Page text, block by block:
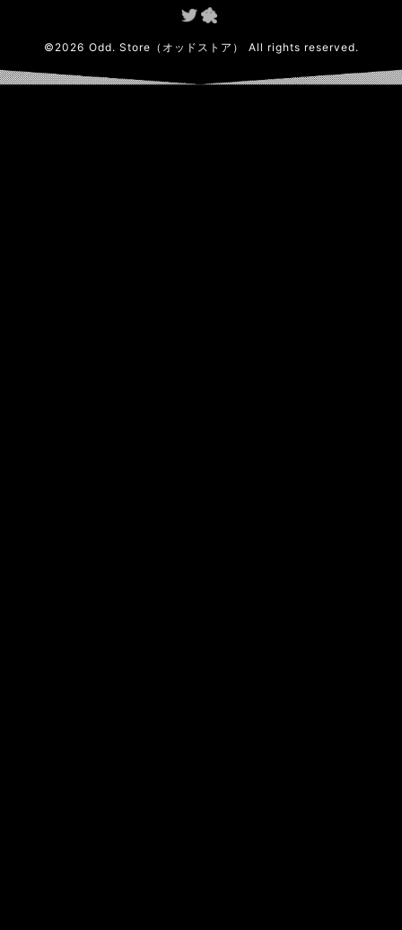
© 2026 Odd. Store（オッドストア） All rights reserved.